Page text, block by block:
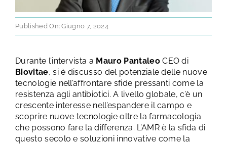
FAQ
AREA RISERVATA
Published On: Giugno 7, 2024
Durante l’intervista a Mauro PantaleoCEO di
Biovitae, si è discusso del potenziale delle nuove
tecnologie nell’affrontare sfide pressanti come la
resistenza agli antibiotici. A livello globale, c’è un
crescente interesse nell’espandere il campo e
scoprire nuove tecnologie oltre la farmacologia
che possono fare la differenza. L’AMR è la sfida di
questo secolo e soluzioni innovative come la